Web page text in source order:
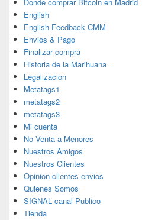
English
English Feedback CMM
Envios & Pago
Finalizar compra
Historia de la Marihuana
Legalizacion
Metatags1
metatags2
metatags3
Mi cuenta
No Venta a Menores
Nuestros Amigos
Nuestros Clientes
Opinion clientes envios
Quienes Somos
SIGNAL canal Publico
Tienda